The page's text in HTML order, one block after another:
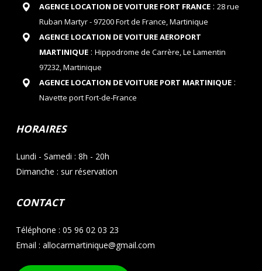
AGENCE LOCATION DE VOITURE FORT FRANCE: 28 rue
Ruban Martyr - 97200 Fort de France, Martinique
AGENCE LOCATION DE VOITURE AEROPORT
MARTINIQUE: Hippodrome de Carrère, Le Lamentin
97232, Martinique
AGENCE LOCATION DE VOITURE PORT MARTINIQUE:
Navette port Fort-de-France
HORAIRES
Lundi - Samedi : 8h - 20h
Dimanche : sur réservation
CONTACT
Téléphone : 05 96 02 03 23
Email : allocarmartinique@gmail.com